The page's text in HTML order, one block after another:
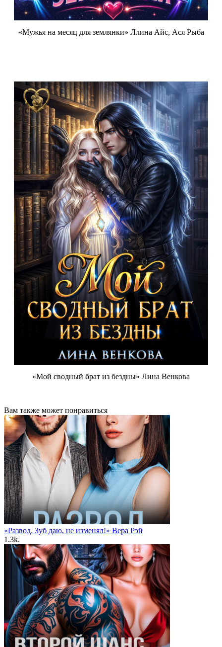
«Мужья на месяц для землянки» Ллина Айс, Ася Рыба
«Мой сводный брат из бездны» Лина Венкова
Вам также может понравиться
«Развод. Зуб даю, не изменял!» Вера Рэй
1.3k.